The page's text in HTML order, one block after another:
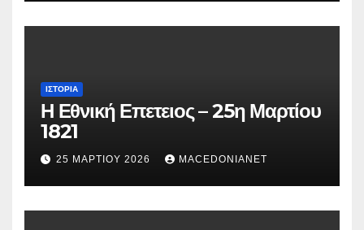
ΙΣΤΟΡΊΑ
Η Εθνική Επετειος – 25η Μαρτίου
1821
25 ΜΑΡΤΊΟΥ 2026 MACEDONIANET